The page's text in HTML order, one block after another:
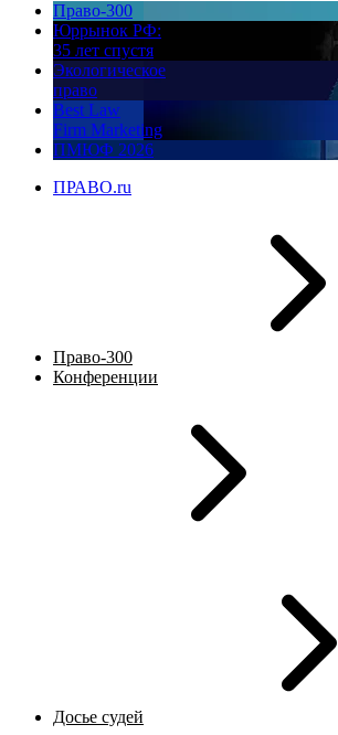
Право-300
Юррынок РФ:
35 лет спустя
Экологическое
право
Best Law
Firm Marketing
ПМЮФ 2026
ПРАВО.ru
Право-300
Конференции
Досье судей